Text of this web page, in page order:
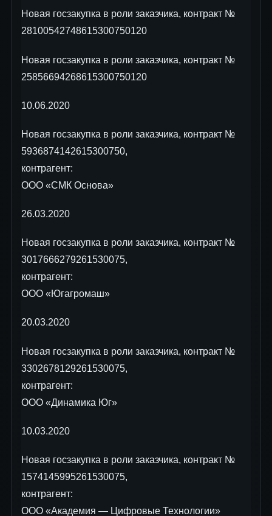
Новая госзакупка в роли заказчика, контракт №
28100542748615300750120
Новая госзакупка в роли заказчика, контракт №
25856694268615300750120
10.06.2020
Новая госзакупка в роли заказчика, контракт №
5936874142615300750,
контрагент:
ООО «СМК Основа»
26.03.2020
Новая госзакупка в роли заказчика, контракт №
3017666279261530075,
контрагент:
ООО «Югагромаш»
20.03.2020
Новая госзакупка в роли заказчика, контракт №
3302678129261530075,
контрагент:
ООО «Динамика Юг»
10.03.2020
Новая госзакупка в роли заказчика, контракт №
1574145995261530075,
контрагент:
ООО «Академия — Цифровые Технологии»